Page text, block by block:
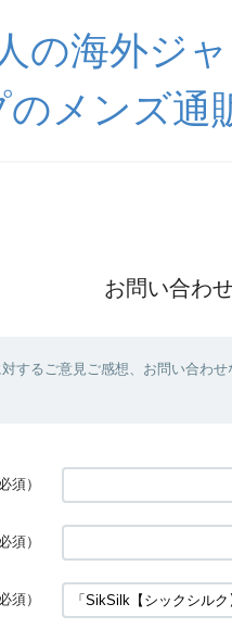
の海外ジ
メンズ通
お問い合わせ
するご意見ご感想、お問い合わ
須）
須）
須）